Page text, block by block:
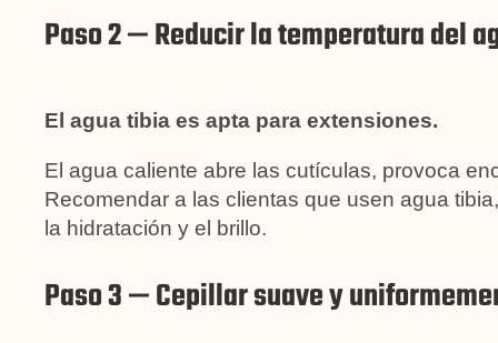
Paso 2 — Reducir la temperatura del
El agua tibia es apta para extensiones.
El agua caliente abre las cutículas, provoca
Recomendar a las clientas que usen agua
la hidratación y el brillo.
Paso 3 — Cepillar suave y